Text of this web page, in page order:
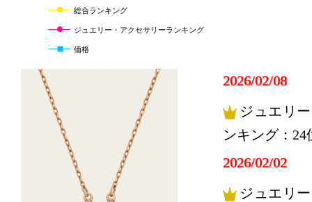
総合ランキング
ジュエリー・アクセサリーランキング
価格
2026/02/08
ジュエリ
ンキング：24
2026/02/02
ジュエリ